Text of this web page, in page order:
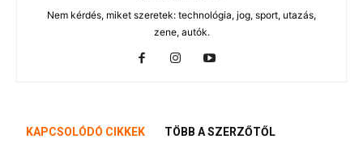
Nem kérdés, miket szeretek: technológia, jog, sport, utazás,
zene, autók.
KAPCSOLÓDÓ CIKKEK TÖBB A SZERZŐTŐL